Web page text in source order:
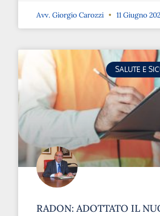
Avv. Giorgio Carozzi 11 Giugno
SALUTE E
RADON: ADOTTATO IL